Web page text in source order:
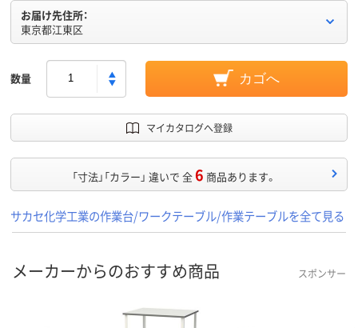
お届け先住所：
東京都江東区
数量 カゴへ
マイカタログへ登録
「寸法」「カラー」 違いで 全6 商品あります。
サカセ化学工業の作業台/ワークテーブル/作業テーブルを全て見る
メーカーからのおすすめ商品 スポンサー